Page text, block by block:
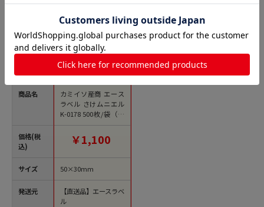
商品名
価格(税
込)
サイズ
発送元
カミイソ産商 エース
ラベル さけムニエル
K-0178 500枚/袋（ご
注文単位1袋）【直送
￥1,100
50×30mm
【直送品】エースラベ
ル